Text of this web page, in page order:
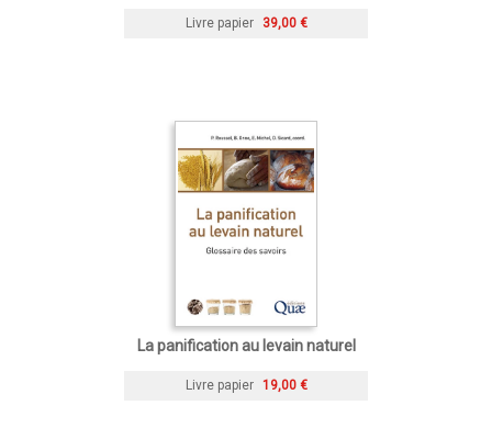
Livre papier 39,00 €
La panification au levain naturel
Livre papier 19,00 €